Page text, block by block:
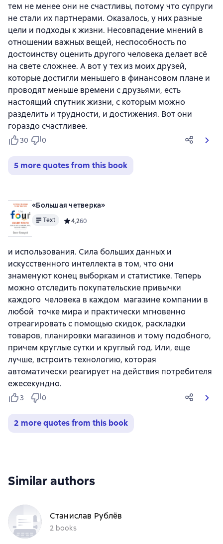
тем не менее они не счастливы, потому что супруги
не стали их партнерами. Оказалось, у них разные
цели и подходы к жизни. Несовпадение мнений в
отношении важных вещей, неспособность по
достоинству оценить другого человека делает всё
на свете сложнее. А вот у тех из моих друзей,
которые достигли меньшего в финансовом плане и
проводят меньше времени с друзьями, есть
настоящий спутник жизни, с которым можно
разделить и трудности, и достижения. Вот они
гораздо счастливее.
30 0
5 more quotes from this book
«Большая четверка»
Text Средний рейтинг 4,2 на основе 60 оценок
4,260
и использования. Сила больших данных и
искусственного интеллекта в том, что они
знаменуют конец выборкам и статистике. Теперь
можно отследить покупательские привычки
каждого человека в каждом магазине компании в
любой точке мира и практически мгновенно
отреагировать с помощью скидок, раскладки
товаров, планировки магазинов и тому подобного,
причем круглые сутки и круглый год. Или, еще
лучше, встроить технологию, которая
автоматически реагирует на действия потребителя
ежесекундно.
3 0
2 more quotes from this book
Similar authors
Станислав Рублёв
2 books